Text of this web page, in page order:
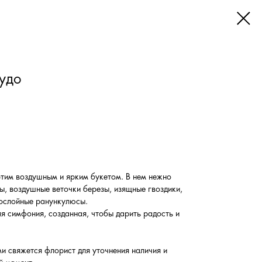
воздушным и ярким букетом. В нем нежно
воздушные веточки березы, изящные гвоздики,
ранункулюсы.
симфония, созданная, чтобы дарить радость и
свяжется флорист для уточнения наличия и